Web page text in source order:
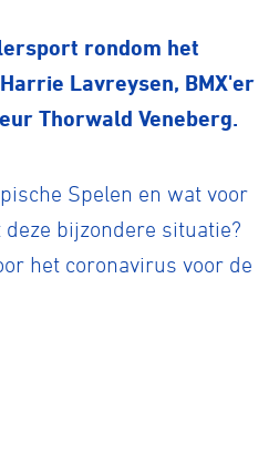
rondom het
Lavreysen, BMX'er
Thorwald Veneberg.
Spelen en wat voor
bijzondere situatie?
het coronavirus voor de